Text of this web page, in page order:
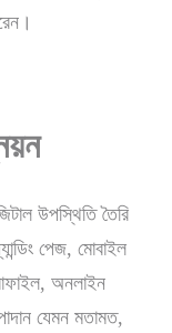
উপস্থিতি তৈরি
পেজ, মোবাইল
অনলাইন
যেমন মতামত,